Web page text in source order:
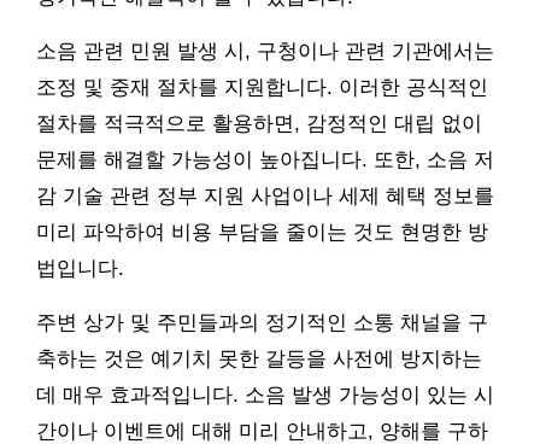
소음 관련 민원 발생 시, 구청이나 관련 기관에서는
조정 및 중재 절차를 지원합니다. 이러한 공식적인
절차를 적극적으로 활용하면, 감정적인 대립 없이
문제를 해결할 가능성이 높아집니다. 또한, 소음 저
감 기술 관련 정부 지원 사업이나 세제 혜택 정보를
미리 파악하여 비용 부담을 줄이는 것도 현명한 방
법입니다.
주변 상가 및 주민들과의 정기적인 소통 채널을 구
축하는 것은 예기치 못한 갈등을 사전에 방지하는
데 매우 효과적입니다. 소음 발생 가능성이 있는 시
간이나 이벤트에 대해 미리 안내하고, 양해를 구하